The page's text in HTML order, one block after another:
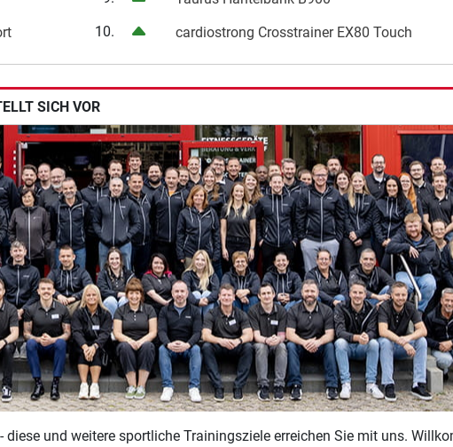
10.
cardiostrong Crosstrainer EX80 Touch
SICH VOR
und weitere sportliche Trainingsziele erreichen Sie mit uns.